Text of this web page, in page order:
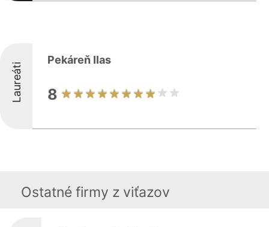
Laureáti
Pekáreň Ilas
8
Ostatné firmy z viťazov